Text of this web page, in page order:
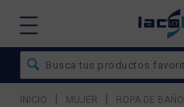
INICIO | MUJER | ROPA DE BAÑO